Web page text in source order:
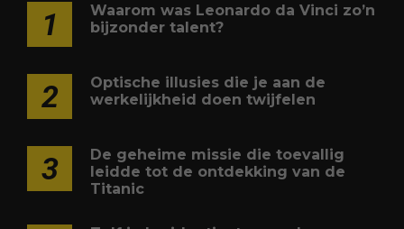
1
Waarom was Leonardo da Vinci zo’n
bijzonder talent?
2
Optische illusies die je aan de
werkelijkheid doen twijfelen
3
De geheime missie die toevallig
leidde tot de ontdekking van de
Titanic